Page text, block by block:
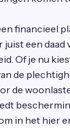
financieel
juist een daad
Of je nu
de
de
in het hier